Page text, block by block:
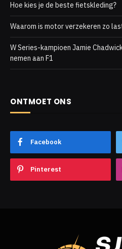
Hoe kies je de beste fietskleding?
Waarom is motor verzekeren zo
W Series-kampioen Jamie
nemen aan F1
ONTMOET ONS
Facebook
Pinterest